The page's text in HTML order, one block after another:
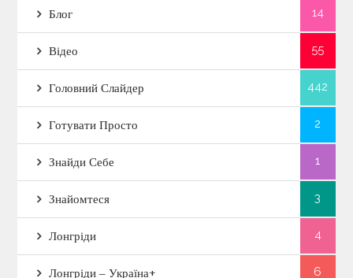
г
а
ц
і
я
з
а
Блог 14
Відео 55
Головний Слайдер 442
Готувати Просто 2
Знайди Себе 1
Знайомтеся 3
Лонгріди 4
Лонгріди – Україна+ 6